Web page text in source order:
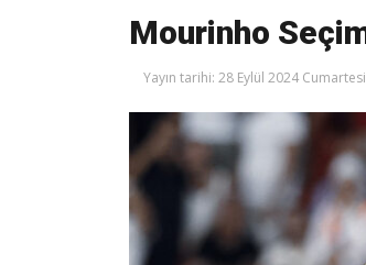
Mourinho
Yayın tarihi: 28 Eylül 2024